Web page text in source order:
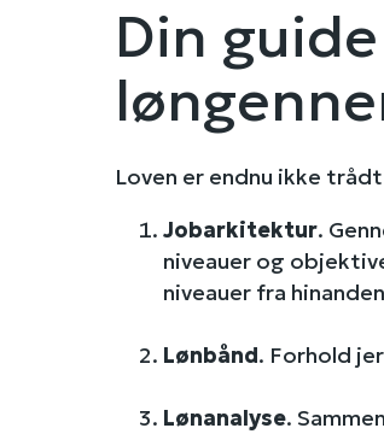
Din
Loven er endnu ikke
Jobarkitektur.
niveauer og
niveauer fra
Lønbånd. Forhold
Lønanalyse.